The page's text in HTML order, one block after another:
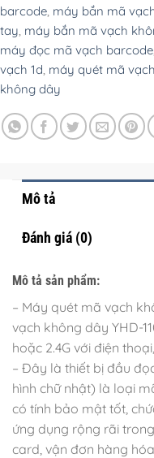
barcode máy bắn mã
tay máy bắn mã vạch
máy đọc mã vạch barcode
vạch 1d máy quét mã
không dây
Mô tả
Đánh giá (0)
Mô tả sản phẩm:
– Máy quét mã vạch
vạch không dây YHD-
hoặc 2.4G với điện
– Đây là thiết bị đầu
hình chữ nhật) là loại
có tính bảo mật tốt,
ứng dụng rộng rãi
card, vận đơn hàng